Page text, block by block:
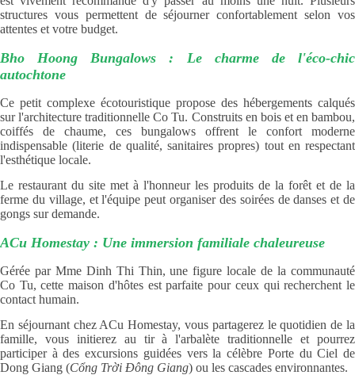
structures vous permettent de séjourner confortablement selon vos
attentes et votre budget.
Bho Hoong Bungalows : Le charme de l'éco-chic
autochtone
Ce petit complexe écotouristique propose des hébergements calqués
sur l'architecture traditionnelle Co Tu. Construits en bois et en bambou,
coiffés de chaume, ces bungalows offrent le confort moderne
indispensable (literie de qualité, sanitaires propres) tout en respectant
l'esthétique locale.
Le restaurant du site met à l'honneur les produits de la forêt et de la
ferme du village, et l'équipe peut organiser des soirées de danses et de
gongs sur demande.
ACu Homestay : Une immersion familiale chaleureuse
Gérée par Mme Dinh Thi Thin, une figure locale de la communauté
Co Tu, cette maison d'hôtes est parfaite pour ceux qui recherchent le
contact humain.
En séjournant chez ACu Homestay, vous partagerez le quotidien de la
famille, vous initierez au tir à l'arbalète traditionnelle et pourrez
participer à des excursions guidées vers la célèbre Porte du Ciel de
Dong Giang (Cổng Trời Đông Giang) ou les cascades environnantes.